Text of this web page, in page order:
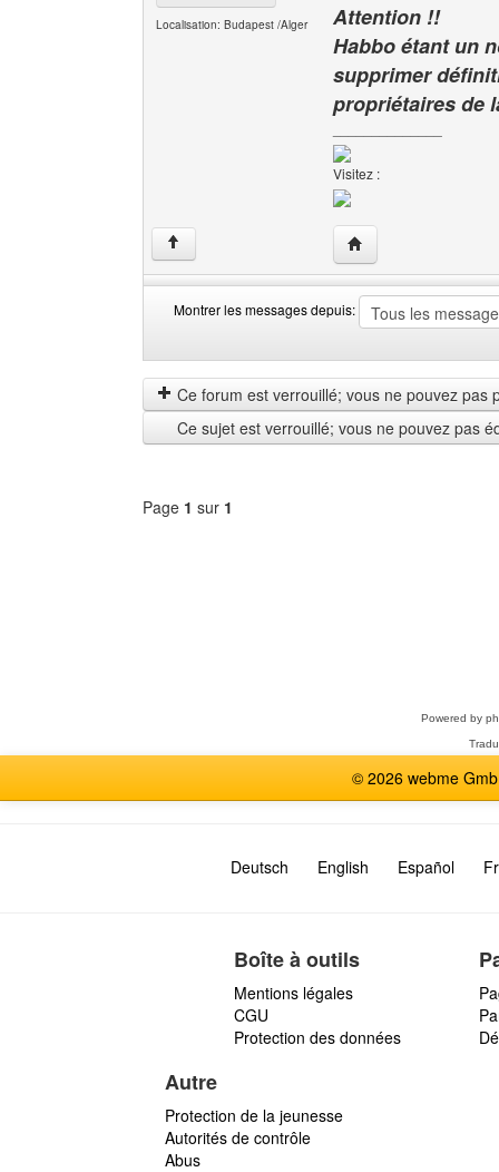
Localisation: Budapest /Alger
Attention !!
Habbo étant un
supprimer
propriétaires de
Visitez :
↑ Visiter le site web
Montrer les messages depuis:
les
messages
depuis
by
Ce forum est verrouillé; vous ne pouvez pas
Ce sujet est verrouillé; vous ne pouvez pas
Page 1 sur 1
Powered by
© 2026 webme
Deutsch English Español
Boîte à outils
Mentions légales
CGU
Protection des données
Autre
Protection de la jeunesse
Autorités de contrôle
Abus